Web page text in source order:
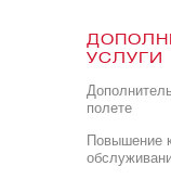
УСЛУГИ
полете
Повышение